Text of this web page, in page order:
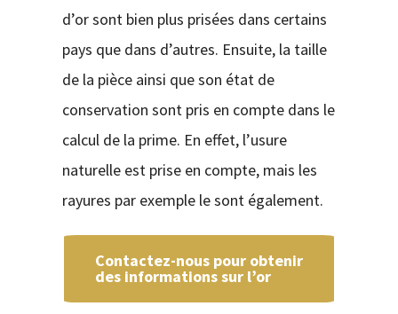
d’or sont bien plus prisées dans certains
pays que dans d’autres. Ensuite, la taille
de la pièce ainsi que son état de
conservation sont pris en compte dans le
calcul de la prime. En effet, l’usure
naturelle est prise en compte, mais les
rayures par exemple le sont également.
Contactez-nous pour obtenir
des informations sur l’or